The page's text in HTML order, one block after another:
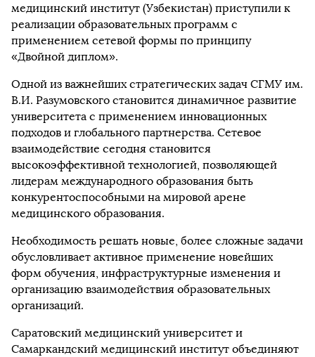
медицинский институт (Узбекистан) приступили к
реализации образовательных программ с
применением сетевой формы по принципу
«Двойной диплом».
Одной из важнейших стратегических задач СГМУ им.
В.И. Разумовского становится динамичное развитие
университета с применением инновационных
подходов и глобального партнерства. Сетевое
взаимодействие сегодня становится
высокоэффективной технологией, позволяющей
лидерам международного образования быть
конкурентоспособными на мировой арене
медицинского образования.
Необходимость решать новые, более сложные задачи
обусловливает активное применение новейших
форм обучения, инфраструктурные изменения и
организацию взаимодействия образовательных
организаций.
Саратовский медицинский университет и
Самаркандский медицинский институт объединяют